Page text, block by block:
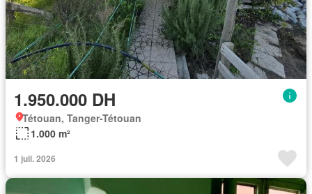
1.950.000 DH
Tétouan, Tanger-Tétouan
1.000 m²
1 juil. 2026